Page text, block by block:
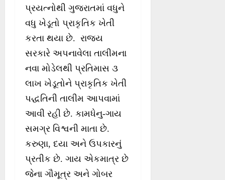
પ્રયત્નોથી ગુજરાતમાં વધુને
વધુ ખેડૂતો પ્રાકૃતિક ખેતી
કરતા થયા છે. રાજ્ય
સરકારે અપનાવેલા તાલીમના
નવા મોડેલથી પ્રતિમાસ ૩
લાખ ખેડૂતોને પ્રાકૃતિક ખેતી
પદ્ધતિની તાલીમ આપવામાં
આવી રહી છે. કામધેનુ-ગાય
સમગ્ર વિશ્વની માતા છે.
કરુણા, દયા અને ઉપકારનું
પ્રતીક છે. ગાય એકમાત્ર છે
જેના ગૌમૂત્ર અને ગોબર